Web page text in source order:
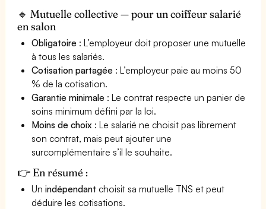
🔹 Mutuelle collective — pour un coiffeur salarié
en salon
Obligatoire : L’employeur doit proposer une mutuelle
à tous les salariés.
Cotisation partagée : L’employeur paie au moins 50
% de la cotisation.
Garantie minimale : Le contrat respecte un panier de
soins minimum défini par la loi.
Moins de choix : Le salarié ne choisit pas librement
son contrat, mais peut ajouter une
surcomplémentaire s’il le souhaite.
👉 En résumé :
Unindépendant choisit sa mutuelle TNS et peut
déduire les cotisations.